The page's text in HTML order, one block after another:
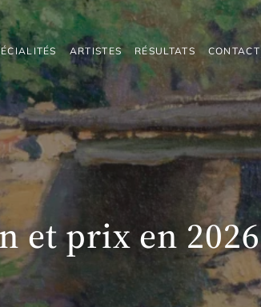
ARTISTES RÉSULTATS CONTACT
et prix en 2026